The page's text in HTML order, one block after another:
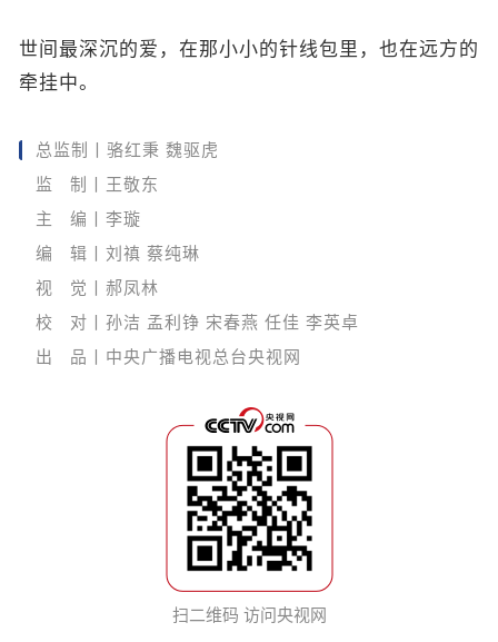
世间最深沉的爱，在那小小的针线包里，也在远方的
牵挂中。
总监制丨骆红秉 魏驱虎
监 制丨王敬东
主 编丨李璇
编 辑丨刘禛 蔡纯琳
视 觉丨郝凤林
校 对丨孙洁 孟利铮 宋春燕 任佳 李英卓
出 品丨中央广播电视总台央视网
扫二维码 访问央视网